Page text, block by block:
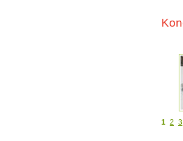
1 2 3